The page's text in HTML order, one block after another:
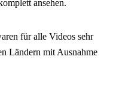
ansehen.
für alle Videos sehr
Ländern mit Ausnahme